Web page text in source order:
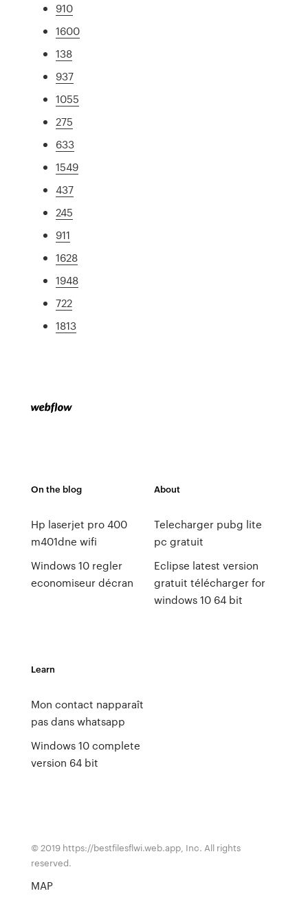
910
1600
138
937
1055
275
633
1549
437
245
911
1628
1948
722
1813
On the blog
Hp laserjet pro 400
m401dne wifi
Windows 10 regler
economiseur décran
About
Telecharger pubg lite
pc gratuit
Eclipse latest version
gratuit télécharger for
windows 10 64 bit
Learn
Mon contact napparaît
pas dans whatsapp
Windows 10 complete
version 64 bit
© 2019 https://bestfilesflwi.web.app, Inc. All rights
reserved.
MAP